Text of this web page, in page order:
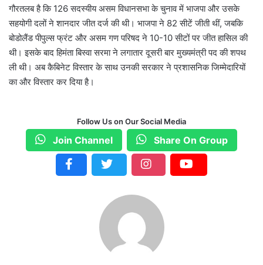
गौरतलब है कि 126 सदस्यीय असम विधानसभा के चुनाव में भाजपा और उसके
सहयोगी दलों ने शानदार जीत दर्ज की थी। भाजपा ने 82 सीटें जीती थीं, जबकि
बोडोलैंड पीपुल्स फ्रंट और असम गण परिषद ने 10-10 सीटों पर जीत हासिल की
थी। इसके बाद हिमंता बिस्वा सरमा ने लगातार दूसरी बार मुख्यमंत्री पद की शपथ
ली थी। अब कैबिनेट विस्तार के साथ उनकी सरकार ने प्रशासनिक जिम्मेदारियों
का और विस्तार कर दिया है।
Follow Us on Our Social Media
Join Channel Share On Group